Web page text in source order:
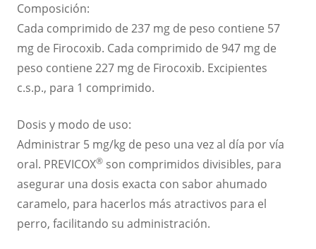
Composición:
Cada comprimido de 237 mg de peso contiene 57
mg de Firocoxib. Cada comprimido de 947 mg de
peso contiene 227 mg de Firocoxib. Excipientes
c.s.p., para 1 comprimido.
Dosis y modo de uso​:
Administrar 5 mg/kg de peso una vez al día por vía
oral. PREVICOX® son comprimidos divisibles, para
asegurar una dosis exacta con sabor ahumado
caramelo, para hacerlos más atractivos para el
perro, facilitando su administración.